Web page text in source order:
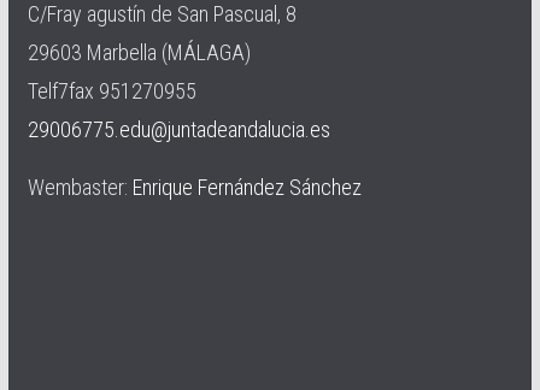
C/Fray agustín de San Pascual, 8
29603 Marbella (MÁLAGA)
Telf7fax 951270955
29006775.edu@juntadeandalucia.es
Wembaster: Enrique Fernández Sánchez